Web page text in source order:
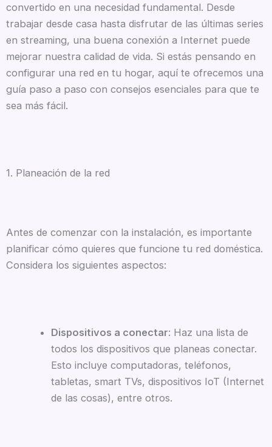
convertido en una necesidad fundamental. Desde
trabajar desde casa hasta disfrutar de las últimas series
en streaming, una buena conexión a Internet puede
mejorar nuestra calidad de vida. Si estás pensando en
configurar una red en tu hogar, aquí te ofrecemos una
guía paso a paso con consejos esenciales para que te
sea más fácil.
1. Planeación de la red
Antes de comenzar con la instalación, es importante
planificar cómo quieres que funcione tu red doméstica.
Considera los siguientes aspectos:
Dispositivos a conectar: Haz una lista de
todos los dispositivos que planeas conectar.
Esto incluye computadoras, teléfonos,
tabletas, smart TVs, dispositivos IoT (Internet
de las cosas), entre otros.